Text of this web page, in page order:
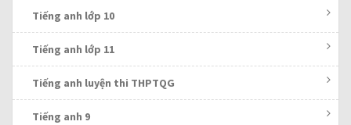
Tiếng anh lớp 10
Tiếng anh lớp 11
Tiếng anh luyện thi THPTQG
Tiếng anh 9